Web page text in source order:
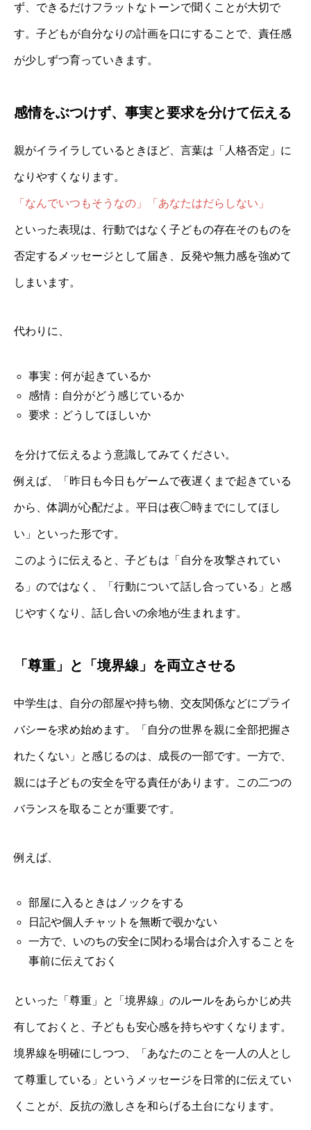
ず、できるだけフラットなトーンで聞くことが大切で
す。子どもが自分なりの計画を口にすることで、責任感
が少しずつ育っていきます。
感情をぶつけず、事実と要求を分けて伝える
親がイライラしているときほど、言葉は「人格否定」に
なりやすくなります。
「なんでいつもそうなの」「あなたはだらしない」
といった表現は、行動ではなく子どもの存在そのものを
否定するメッセージとして届き、反発や無力感を強めて
しまいます。
代わりに、
事実：何が起きているか
感情：自分がどう感じているか
要求：どうしてほしいか
を分けて伝えるよう意識してみてください。
例えば、「昨日も今日もゲームで夜遅くまで起きている
から、体調が心配だよ。平日は夜◯時までにしてほし
い」といった形です。
このように伝えると、子どもは「自分を攻撃されてい
る」のではなく、「行動について話し合っている」と感
じやすくなり、話し合いの余地が生まれます。
「尊重」と「境界線」を両立させる
中学生は、自分の部屋や持ち物、交友関係などにプライ
バシーを求め始めます。「自分の世界を親に全部把握さ
れたくない」と感じるのは、成長の一部です。一方で、
親には子どもの安全を守る責任があります。この二つの
バランスを取ることが重要です。
例えば、
部屋に入るときはノックをする
日記や個人チャットを無断で覗かない
一方で、いのちの安全に関わる場合は介入することを
事前に伝えておく
といった「尊重」と「境界線」のルールをあらかじめ共
有しておくと、子どもも安心感を持ちやすくなります。
境界線を明確にしつつ、「あなたのことを一人の人とし
て尊重している」というメッセージを日常的に伝えてい
くことが、反抗の激しさを和らげる土台になります。